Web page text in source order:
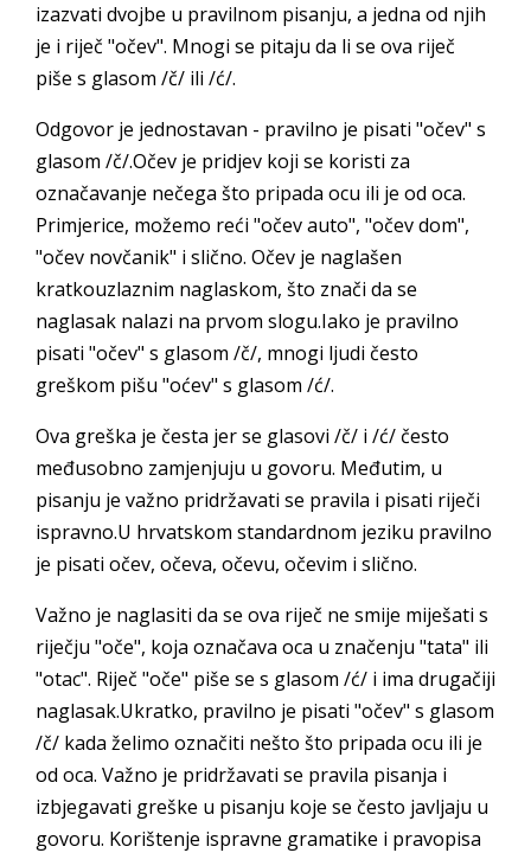
izazvati dvojbe u pravilnom pisanju, a jedna od njih
je i riječ "očev". Mnogi se pitaju da li se ova riječ
piše s glasom /č/ ili /ć/.
Odgovor je jednostavan - pravilno je pisati "očev" s
glasom /č/.Očev je pridjev koji se koristi za
označavanje nečega što pripada ocu ili je od oca.
Primjerice, možemo reći "očev auto", "očev dom",
"očev novčanik" i slično. Očev je naglašen
kratkouzlaznim naglaskom, što znači da se
naglasak nalazi na prvom slogu.Iako je pravilno
pisati "očev" s glasom /č/, mnogi ljudi često
greškom pišu "oćev" s glasom /ć/.
Ova greška je česta jer se glasovi /č/ i /ć/ često
međusobno zamjenjuju u govoru. Međutim, u
pisanju je važno pridržavati se pravila i pisati riječi
ispravno.U hrvatskom standardnom jeziku pravilno
je pisati očev, očeva, očevu, očevim i slično.
Važno je naglasiti da se ova riječ ne smije miješati s
riječju "oče", koja označava oca u značenju "tata" ili
"otac". Riječ "oče" piše se s glasom /ć/ i ima drugačiji
naglasak.Ukratko, pravilno je pisati "očev" s glasom
/č/ kada želimo označiti nešto što pripada ocu ili je
od oca. Važno je pridržavati se pravila pisanja i
izbjegavati greške u pisanju koje se često javljaju u
govoru. Korištenje ispravne gramatike i pravopisa